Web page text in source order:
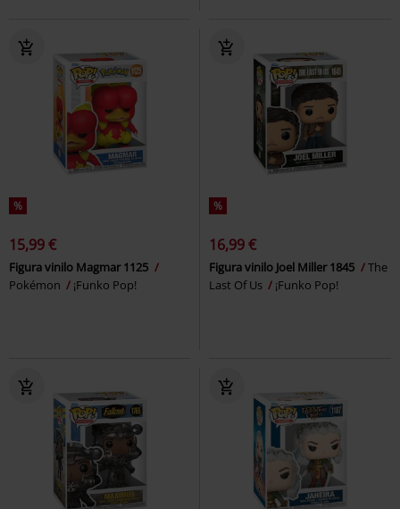
%
15,99 €
Figura vinilo Magmar 1125
Pokémon
¡Funko Pop!
%
16,99 €
Figura vinilo Joel Miller 1845
The
Last Of Us
¡Funko Pop!